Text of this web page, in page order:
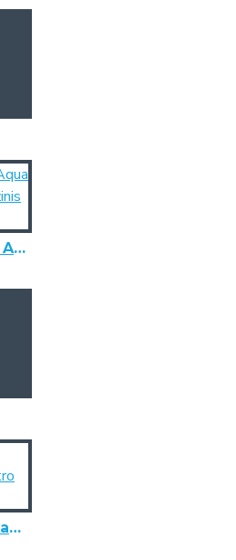
Aspen Pumps Mini Aqua kondicionieriaus drenažinis siurbliukas
Izoliuotas varinis vamzdelis 3/4" diametro (50 metrų)